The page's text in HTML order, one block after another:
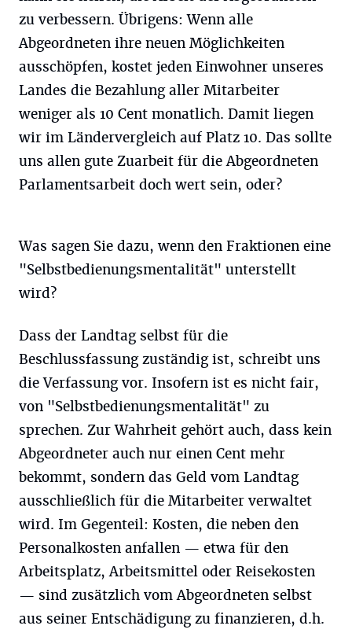
zu verbessern. Übrigens: Wenn alle
Abgeordneten ihre neuen Möglichkeiten
ausschöpfen, kostet jeden Einwohner unseres
Landes die Bezahlung aller Mitarbeiter
weniger als 10 Cent monatlich. Damit liegen
wir im Ländervergleich auf Platz 10. Das sollte
uns allen gute Zuarbeit für die Abgeordneten
Parlamentsarbeit doch wert sein, oder?
Was sagen Sie dazu, wenn den Fraktionen eine
"Selbstbedienungsmentalität" unterstellt
wird?
Dass der Landtag selbst für die
Beschlussfassung zuständig ist, schreibt uns
die Verfassung vor. Insofern ist es nicht fair,
von "Selbstbedienungsmentalität" zu
sprechen. Zur Wahrheit gehört auch, dass kein
Abgeordneter auch nur einen Cent mehr
bekommt, sondern das Geld vom Landtag
ausschließlich für die Mitarbeiter verwaltet
wird. Im Gegenteil: Kosten, die neben den
Personalkosten anfallen — etwa für den
Arbeitsplatz, Arbeitsmittel oder Reisekosten
— sind zusätzlich vom Abgeordneten selbst
aus seiner Entschädigung zu finanzieren, d.h.